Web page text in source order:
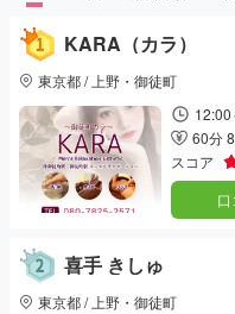
KARA（カラ）
東京都 / 上野・御徒町
60分
スコア
喜手 きしゅ
東京都 / 上野・御徒町